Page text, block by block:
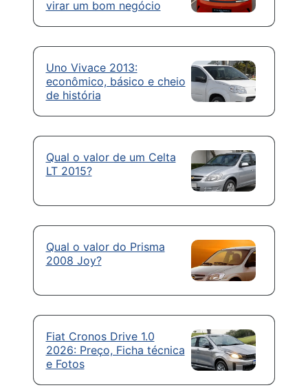
virar um bom negócio
Uno Vivace 2013:
econômico, básico e cheio
de história
Qual o valor de um Celta
LT 2015?
Qual o valor do Prisma
2008 Joy?
Fiat Cronos Drive 1.0
2026: Preço, Ficha técnica
e Fotos